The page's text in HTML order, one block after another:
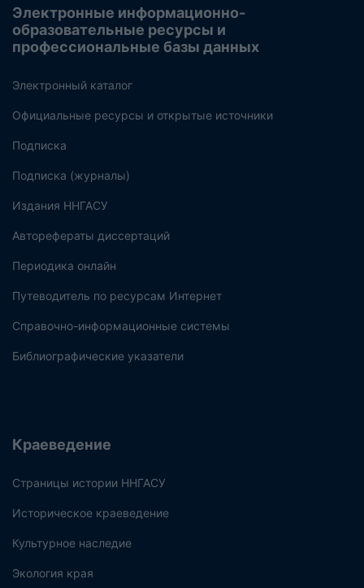
Электронные информационно-
образовательные ресурсы и
профессиональные базы данных
Электронный каталог
Официальные ресурсы и открытые источники
Подписка
Подписка (журналы)
Издания ННГАСУ
Авторефераты диссертаций
Периодика онлайн
Путеводитель по ресурсам Интернет
Справочно-информационные системы
Библиографические указатели
Краеведение
Страницы истории ННГАСУ
Историческое краеведение
Культурное наследие
Экология края